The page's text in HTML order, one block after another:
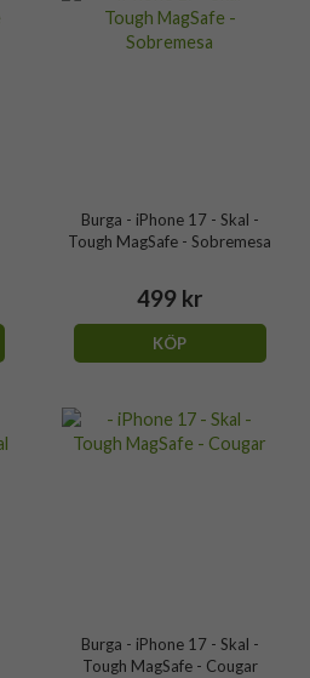
Burga - iPhone 17 - Skal -
Tough MagSafe - Sobremesa
499 kr
KÖP
Burga - iPhone 17 - Skal -
Tough MagSafe - Cougar